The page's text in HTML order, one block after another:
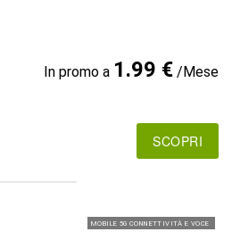
In promo a 1.99 €/Mese
SCOPRI
MOBILE 5G CONNETTIVITÀ E VOCE